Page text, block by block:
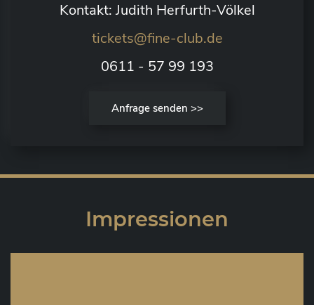
Kontakt: Judith Herfurth-Völkel
tickets@fine-club.de
0611 - 57 99 193
Anfrage senden >>
Impressionen